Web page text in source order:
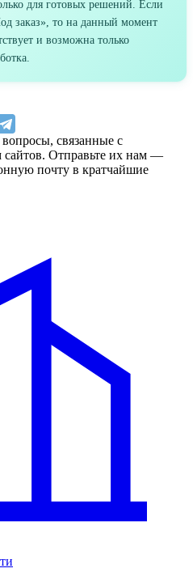
для готовых решений. Если
заказ», то на данный момент
и возможна только
связанные с
сайтов. Отправьте их нам —
почту в кратчайшие